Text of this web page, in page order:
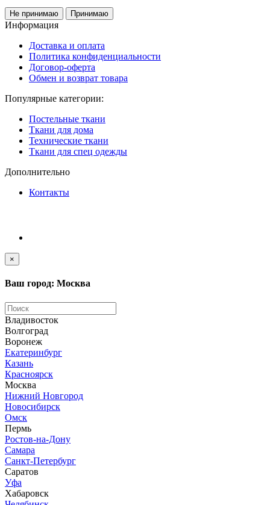
Не принимаю Принимаю
Информация
Доставка и оплата
Политика конфиденциальности
Договор-оферта
Обмен и возврат товара
Популярные категории:
Постельные ткани
Ткани для дома
Технические ткани
Ткани для спец одежды
Дополнительно
Контакты
×
Ваш город: Москва
Владивосток
Волгоград
Воронеж
Екатеринбург
Казань
Красноярск
Москва
Нижний Новгород
Новосибирск
Омск
Пермь
Ростов-на-Дону
Самара
Санкт-Петербург
Саратов
Уфа
Хабаровск